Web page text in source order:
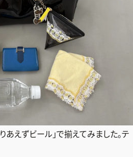
員登録はこちら
あえずビール」で揃えてみました。テ